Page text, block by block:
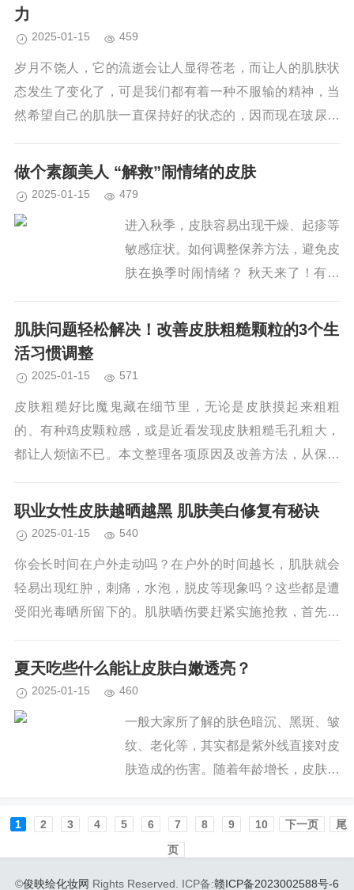
力
2025-01-15 459
岁月不饶人，它的流逝会让人显得苍老，而让人的肌肤状
态发生了变化了，可是我们都有着一种不服输的精神，当
然希望自己的肌肤一直保持好的状态的，因而现在玻尿酸
前后需要注...
做个素颜美人 “解救”闹情绪的皮肤
2025-01-15 479
进入秋季，皮肤容易出现干燥、起疹等
敏感症状。如何调整保养方法，避免皮
肤在换季时闹情绪？ 秋天来了！有些
燥、泛红、起疹子，先前用过没问题的
肌肤问题轻松解决！改善皮肤粗糙颗粒的3个生
活习惯调整
2025-01-15 571
皮肤粗糙好比魔鬼藏在细节里，无论是皮肤摸起来粗粗
的、有种鸡皮颗粒感，或是近看发现皮肤粗糙毛孔粗大，
都让人烦恼不已。本文整理各项原因及改善方法，从保养
肤粗糙颗粒原...
职业女性皮肤越晒越黑 肌肤美白修复有秘诀
2025-01-15 540
你会长时间在户外走动吗？在户外的时间越长，肌肤就会
轻易出现红肿，刺痛，水泡，脱皮等现象吗？这些都是遭
受阳光毒晒所留下的。肌肤晒伤要赶紧实施抢救，首先不
先，再使用温顺、无...
夏天吃些什么能让皮肤白嫩透亮？
2025-01-15 460
一般大家所了解的肤色暗沉、黑斑、皱
纹、老化等，其实都是紫外线直接对皮
肤造成的伤害。随着年龄增长，皮肤细
变得比较慢，使老化问题难以抵御。很
多女性防晒是为了皮肤美观，而往往忽
1 2 3 4 5 6 7 8 9 10 下一页
尾
页
©俊映绘化妆网 Rights Reserved. ICP备:赣ICP备2023002588号-6